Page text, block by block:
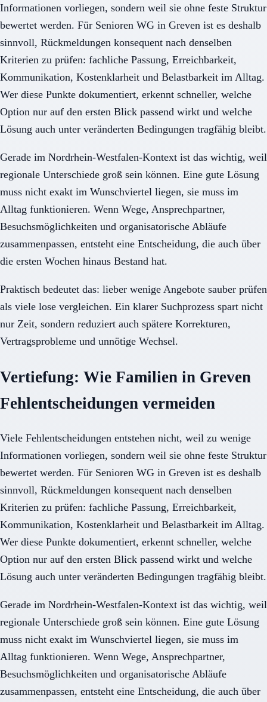
Informationen vorliegen, sondern weil sie ohne feste Struktur
bewertet werden. Für Senioren WG in Greven ist es deshalb
sinnvoll, Rückmeldungen konsequent nach denselben
Kriterien zu prüfen: fachliche Passung, Erreichbarkeit,
Kommunikation, Kostenklarheit und Belastbarkeit im Alltag.
Wer diese Punkte dokumentiert, erkennt schneller, welche
Option nur auf den ersten Blick passend wirkt und welche
Lösung auch unter veränderten Bedingungen tragfähig bleibt.
Gerade im Nordrhein-Westfalen-Kontext ist das wichtig, weil
regionale Unterschiede groß sein können. Eine gute Lösung
muss nicht exakt im Wunschviertel liegen, sie muss im
Alltag funktionieren. Wenn Wege, Ansprechpartner,
Besuchsmöglichkeiten und organisatorische Abläufe
zusammenpassen, entsteht eine Entscheidung, die auch über
die ersten Wochen hinaus Bestand hat.
Praktisch bedeutet das: lieber wenige Angebote sauber prüfen
als viele lose vergleichen. Ein klarer Suchprozess spart nicht
nur Zeit, sondern reduziert auch spätere Korrekturen,
Vertragsprobleme und unnötige Wechsel.
Vertiefung: Wie Familien in Greven
Fehlentscheidungen vermeiden
Viele Fehlentscheidungen entstehen nicht, weil zu wenige
Informationen vorliegen, sondern weil sie ohne feste Struktur
bewertet werden. Für Senioren WG in Greven ist es deshalb
sinnvoll, Rückmeldungen konsequent nach denselben
Kriterien zu prüfen: fachliche Passung, Erreichbarkeit,
Kommunikation, Kostenklarheit und Belastbarkeit im Alltag.
Wer diese Punkte dokumentiert, erkennt schneller, welche
Option nur auf den ersten Blick passend wirkt und welche
Lösung auch unter veränderten Bedingungen tragfähig bleibt.
Gerade im Nordrhein-Westfalen-Kontext ist das wichtig, weil
regionale Unterschiede groß sein können. Eine gute Lösung
muss nicht exakt im Wunschviertel liegen, sie muss im
Alltag funktionieren. Wenn Wege, Ansprechpartner,
Besuchsmöglichkeiten und organisatorische Abläufe
zusammenpassen, entsteht eine Entscheidung, die auch über